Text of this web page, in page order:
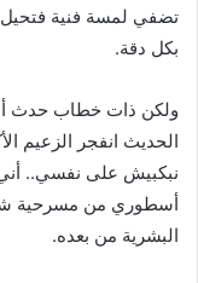
تضفي لمسة فنية
بكل دقة.
ولكن ذات خطاب حدث
الحديث انفجر الزعيم
نبكبيش على نفسي..
أسطوري من مسرحية
البشرية من بعده.